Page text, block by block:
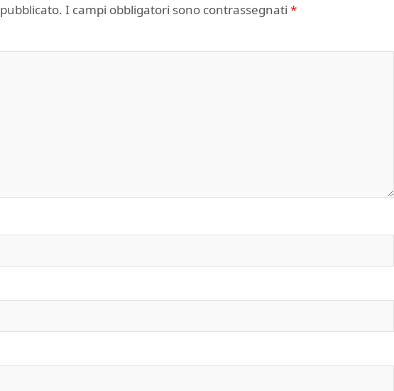
I campi obbligatori sono contrassegnati *